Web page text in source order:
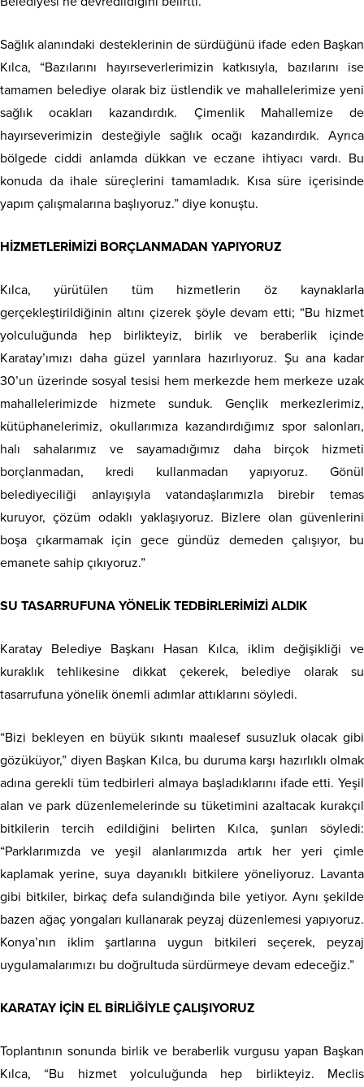
Sağlık alanındaki desteklerinin de sürdüğünü ifade eden Başkan
Kılca, “Bazılarını hayırseverlerimizin katkısıyla, bazılarını ise
tamamen belediye olarak biz üstlendik ve mahallelerimize yeni
sağlık ocakları kazandırdık. Çimenlik Mahallemize de
hayırseverimizin desteğiyle sağlık ocağı kazandırdık. Ayrıca
bölgede ciddi anlamda dükkan ve eczane ihtiyacı vardı. Bu
konuda da ihale süreçlerini tamamladık. Kısa süre içerisinde
yapım çalışmalarına başlıyoruz.” diye konuştu.
HİZMETLERİMİZİ BORÇLANMADAN YAPIYORUZ
Kılca, yürütülen tüm hizmetlerin öz kaynaklarla
gerçekleştirildiğinin altını çizerek şöyle devam etti; “Bu hizmet
yolculuğunda hep birlikteyiz, birlik ve beraberlik içinde
Karatay’ımızı daha güzel yarınlara hazırlıyoruz. Şu ana kadar
30’un üzerinde sosyal tesisi hem merkezde hem merkeze uzak
mahallelerimizde hizmete sunduk. Gençlik merkezlerimiz,
kütüphanelerimiz, okullarımıza kazandırdığımız spor salonları,
halı sahalarımız ve sayamadığımız daha birçok hizmeti
borçlanmadan, kredi kullanmadan yapıyoruz. Gönül
belediyeciliği anlayışıyla vatandaşlarımızla birebir temas
kuruyor, çözüm odaklı yaklaşıyoruz. Bizlere olan güvenlerini
boşa çıkarmamak için gece gündüz demeden çalışıyor, bu
emanete sahip çıkıyoruz.”
SU TASARRUFUNA YÖNELİK TEDBİRLERİMİZİ ALDIK
Karatay Belediye Başkanı Hasan Kılca, iklim değişikliği ve
kuraklık tehlikesine dikkat çekerek, belediye olarak su
tasarrufuna yönelik önemli adımlar attıklarını söyledi.
“Bizi bekleyen en büyük sıkıntı maalesef susuzluk olacak gibi
gözüküyor,” diyen Başkan Kılca, bu duruma karşı hazırlıklı olmak
adına gerekli tüm tedbirleri almaya başladıklarını ifade etti. Yeşil
alan ve park düzenlemelerinde su tüketimini azaltacak kurakçıl
bitkilerin tercih edildiğini belirten Kılca, şunları söyledi:
“Parklarımızda ve yeşil alanlarımızda artık her yeri çimle
kaplamak yerine, suya dayanıklı bitkilere yöneliyoruz. Lavanta
gibi bitkiler, birkaç defa sulandığında bile yetiyor. Aynı şekilde
bazen ağaç yongaları kullanarak peyzaj düzenlemesi yapıyoruz.
Konya’nın iklim şartlarına uygun bitkileri seçerek, peyzaj
uygulamalarımızı bu doğrultuda sürdürmeye devam edeceğiz.”
KARATAY İÇİN EL BİRLİĞİYLE ÇALIŞIYORUZ
Toplantının sonunda birlik ve beraberlik vurgusu yapan Başkan
Kılca, “Bu hizmet yolculuğunda hep birlikteyiz. Meclis